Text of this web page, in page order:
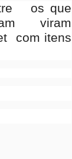
os que
viram
com itens